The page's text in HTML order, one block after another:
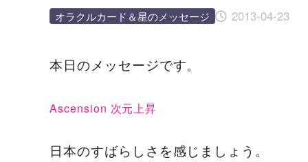
2013-04-23
オラクルカード＆星のメッセージ
本日のメッセージです。
Ascension 次元上昇
日本のすばらしさを感じましょう。